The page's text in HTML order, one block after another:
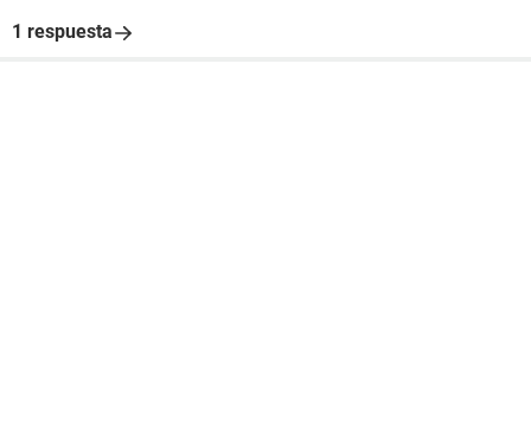
1 respuesta